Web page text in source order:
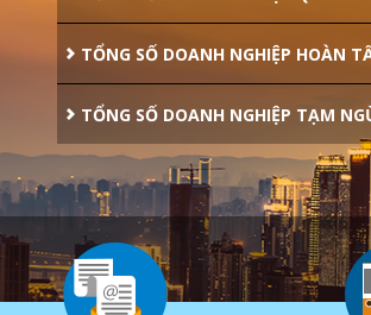
TỔNG SỐ DOANH NGHIỆP HOÀN
TỔNG SỐ DOANH NGHIỆP TẠM